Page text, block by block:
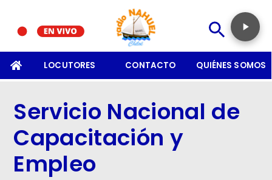
LOCUTORES CONTACTO QUIÉNES SOMOS
Servicio Nacional de
Capacitación y
Empleo